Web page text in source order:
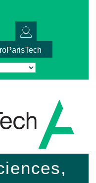
Translate